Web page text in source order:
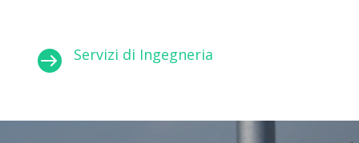
 Servizi di Ingegneria